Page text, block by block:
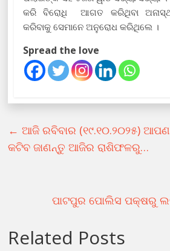
କରି ବିରୋଧି ଆଗତ କରିଥିବା
କରିବାକୁ ସେମାନେ ଅନୁରୋଧ କରିଥିଲେ ।
Spread the love
← ଆଜି ରବିବାର (୧୯.୧୦.୨୦୨୫)
କଟିବ ଜାଣନ୍ତୁ ଆଜିର ରାଶିଫଳରୁ…
ପାଟପୁର ପୋଲିସ ପକ୍ଷରୁ
Related Posts